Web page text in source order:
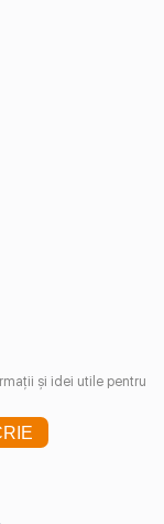
și idei utile pentru